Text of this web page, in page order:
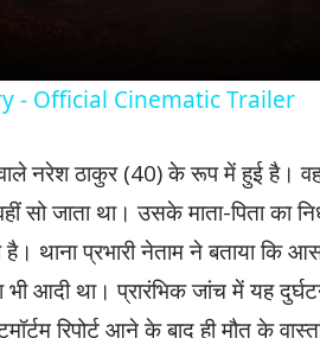
- Official Cinematic Trailer
नरेश ठाकुर (40) के रूप में हुई है। वह
सो जाता था। उसके माता-पिता का
थाना प्रभारी नेताम ने बताया कि
भी आदी था। प्रारंभिक जांच में यह
रिपोर्ट आने के बाद ही मौत के